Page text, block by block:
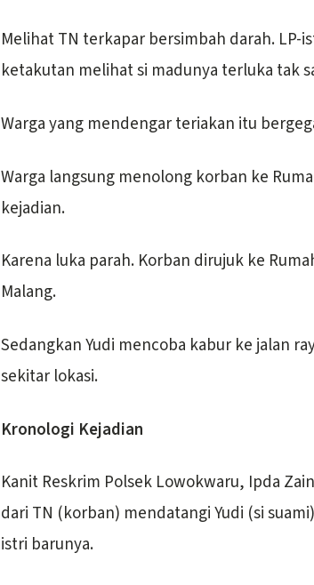
Melihat TN terkapar bersimbah darah. LP-
ketakutan melihat si madunya terluka tak
Warga yang mendengar teriakan itu
Warga langsung menolong korban ke
kejadian.
Karena luka parah. Korban dirujuk ke
Malang.
Sedangkan Yudi mencoba kabur ke jalan
sekitar lokasi.
Kronologi Kejadian
Kanit Reskrim Polsek Lowokwaru, Ipda
dari TN (korban) mendatangi Yudi (si
istri barunya.